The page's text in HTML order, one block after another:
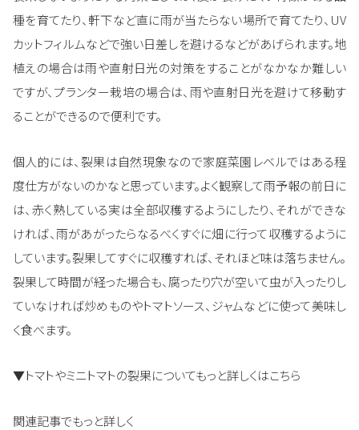
種を育てたり、軒下など直に雨が当たらない場所で育てたり、UV
カットフィルムなどで強い日差しを避けるなどがあげられます。地
植えの場合は雨や直射日光の対策をすることがなかなか難しい
ですが、プランター栽培の場合は、雨や直射日光を避けて移動す
ることができるので便利です。
個人的には、裂果は自然現象なので家庭菜園レベルではある程
度仕方がないのかなと思っています。よく観察して雨予報の前日に
は、赤く熟している実は全部収穫するようにしたり、それができな
ければ、雨があがったらなるべくすぐに畑に行って収穫するように
しています。裂果してすぐに収穫すれば、それほど味は落ちません。
裂果して時間が経った場合も、腐ったり穴が空いて虫が入ったりし
ていなければ炒めものやトマトソース、ジャムなどに使って美味し
く食べます。
▼トマトやミニトマトの裂果についてもっと詳しくはこちら
関連記事でもっと詳しく